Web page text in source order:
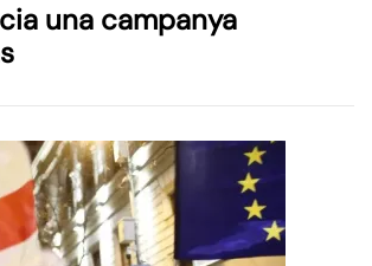
una campanya